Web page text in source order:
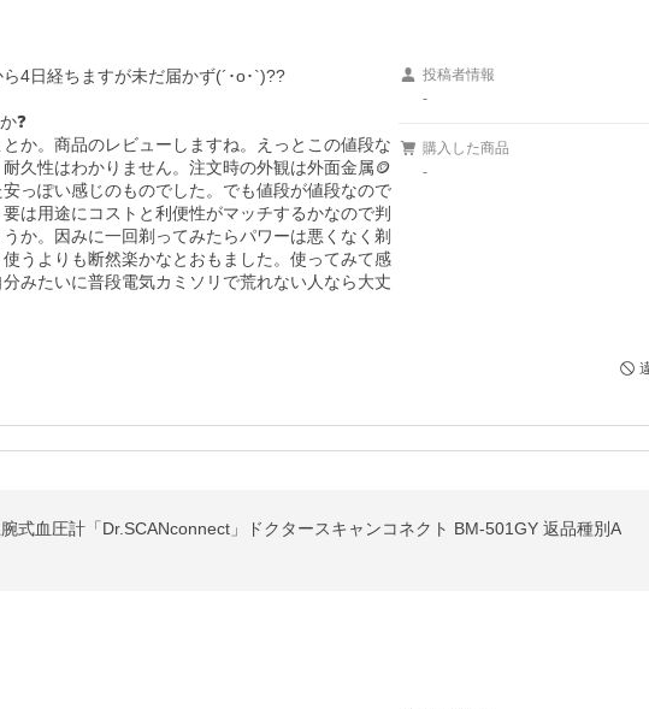
4日経ちますが未だ届かず(´･o･`)??
❓
か。商品のレビューしますね。えっとこの値段な
久性はわかりません。注文時の外観は外面金属🪙
っぽい感じのものでした。でも値段が値段なので
は用途にコストと利便性がマッチするかなので判
か。因みに一回剃ってみたらパワーは悪くなく剃
うよりも断然楽かなとおもました。使ってみて感
みたいに普段電気カミソリで荒れない人なら大丈
投稿者情報
-
購入した商品
-
式血圧計「Dr.SCANconnect」ドクタースキャンコネクト BM-501GY 返品種別A